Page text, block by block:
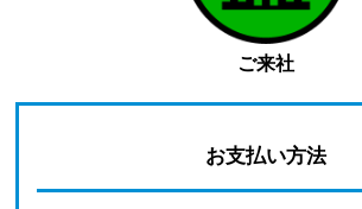
ご来社
お支払い方法